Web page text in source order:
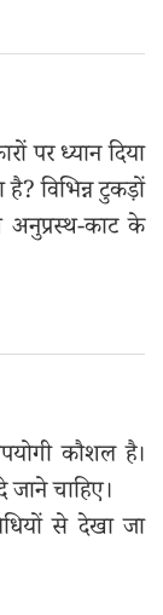
पर ध्यान दिया
विभिन्न टुकड़ों
अनुप्रस्थ-काट के
कौशल है।
चाहिए।
से देखा जा